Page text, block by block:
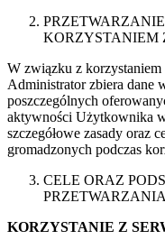
KORZYSTANIEM
W związku z
Administrator zbiera dane
poszczególnych
aktywności Użytkownika
szczegółowe zasady oraz
gromadzonych podczas
CELE ORAZ
KORZYSTANIE Z